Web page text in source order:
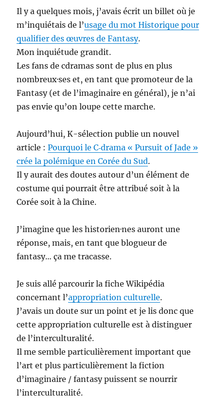
Il y a quelques mois, j’avais écrit un billet où je
m’inquiétais de l’usage du mot Historique pour
qualifier des œuvres de Fantasy.
Mon inquiétude grandit.
Les fans de cdramas sont de plus en plus
nombreux·ses et, en tant que promoteur de la
Fantasy (et de l’imaginaire en général), je n’ai
pas envie qu’on loupe cette marche.
Aujourd’hui, K-sélection publie un nouvel
article :Pourquoi le C‑drama « Pursuit of Jade »
crée la polémique en Corée du Sud.
Il y aurait des doutes autour d’un élément de
costume qui pourrait être attribué soit à la
Corée soit à la Chine.
J’imagine que les historien·nes auront une
réponse, mais, en tant que blogueur de
fantasy… ça me tracasse.
Je suis allé parcourir la fiche Wikipédia
concernant l’appropriation culturelle.
J’avais un doute sur un point et je lis donc que
cette appropriation culturelle est à distinguer
de l’interculturalité.
Il me semble particulièrement important que
l’art et plus particulièrement la fiction
d’imaginaire / fantasy puissent se nourrir
l’interculturalité.